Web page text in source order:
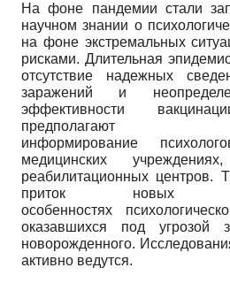
На фоне пандемии стали
научном знании о
на фоне экстремальных
рисками. Длительная
отсутствие надежных
заражений и
эффективности
предполагают
информирование
медицинских
реабилитационных центров.
приток новых
особенностях
оказавшихся под угрозой
новорожденного.
активно ведутся.